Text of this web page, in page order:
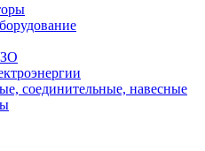
соединительные, навесные